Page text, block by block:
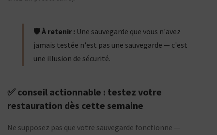
🛡️ À retenir : Une sauvegarde que vous n'avez
jamais testée n'est pas une sauvegarde — c'est
une illusion de sécurité.
✅ conseil actionnable : testez votre
restauration dès cette semaine
Ne supposez pas que votre sauvegarde fonctionne —